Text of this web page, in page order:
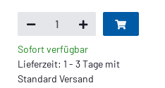
Sofort verfügbar
Lieferzeit: 1 - 3 Tage mit
Standard Versand